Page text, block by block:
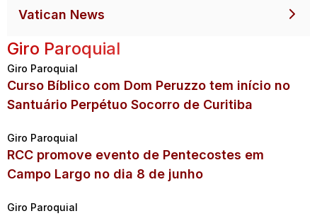
Vatican News
Giro Paroquial
Giro Paroquial
Curso Bíblico com Dom Peruzzo tem início no
Santuário Perpétuo Socorro de Curitiba
Giro Paroquial
RCC promove evento de Pentecostes em
Campo Largo no dia 8 de junho
Giro Paroquial